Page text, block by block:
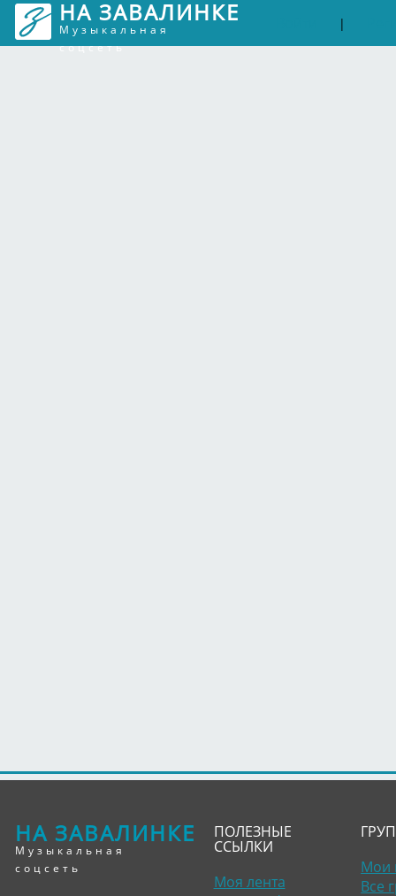
НА ЗАВАЛИНКЕ
Музыкальная
соцсеть
|
НА ЗАВАЛИНКЕ
Музыкальная
соцсеть
ПОЛЕЗНЫЕ
ССЫЛКИ
Моя лента
Мои
Все